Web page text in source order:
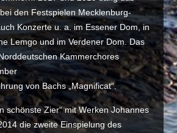
den Festspielen Mecklenburg-
Konzerte u. a. im Essener Dom, in
Lemgo und im Verdener Dom. Das
Kammerchores
von Bachs „Magnificat“.
schönste Zier“ mit Werken Johannes
die zweite Einspielung des